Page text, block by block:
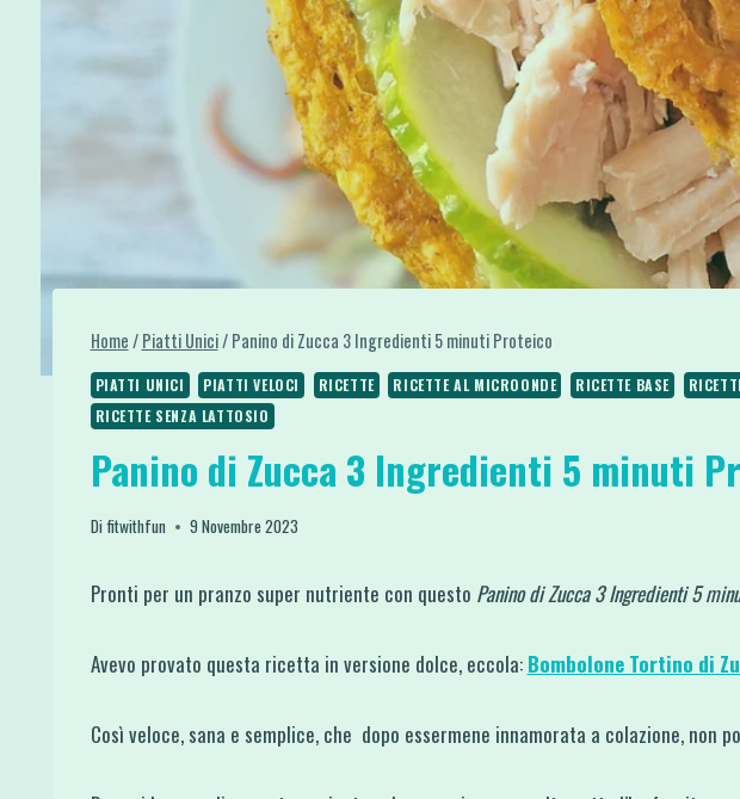
Home/ Piatti Unici/ Panino di Zucca 3 Ingredienti 5 minuti Proteico
PIATTI UNICI PIATTI VELOCI RICETTE RICETTE AL MICROONDE RICETTE BASE
RICETTE SENZA LATTOSIO
Panino di Zucca 3 Ingredienti 5 minuti
Difitwithfun 9 Novembre 2023
Pronti per un pranzo super nutriente con questo Panino di Zucca 3 Ingredienti 5
Avevo provato questa ricetta in versione dolce, eccola: Bombolone Tortino di
Così veloce, sana e semplice, che dopo essermene innamorata a colazione, non